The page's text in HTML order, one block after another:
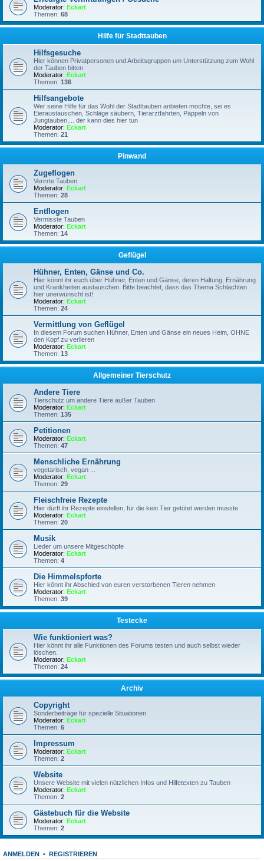
Moderator: Eckart
Themen: 68
Hilfe für Stadttauben
Hilfsgesuche
Hier können Privatpersonen und Arbeitsgruppen um Unterstützung zum Wohl
der Tauben bitten
Moderator: Eckart
Themen: 136
Hilfsangebote
Wer seine Hilfe für das Wohl der Stadttauben anbieten möchte, sei es
Eieraustauschen, Schläge säubern, Tierarztfahrten, Päppeln von
Jungtauben,... der kann dies hier tun
Moderator: Eckart
Themen: 21
Pinwand
Zugeflogen
Verirrte Tauben
Moderator: Eckart
Themen: 28
Entflogen
Vermisste Tauben
Moderator: Eckart
Themen: 14
Geflügel
Hühner, Enten, Gänse und Co.
Hier könnt ihr euch über Hühner, Enten und Gänse, deren Haltung, Ernährung
und Krankheiten austauschen. Bitte beachtet, dass das Thema Schlachten
hier unerwünscht ist!
Moderator: Eckart
Themen: 24
Vermittlung von Geflügel
In diesem Forum suchen Hühner, Enten und Gänse ein neues Heim, OHNE
den Kopf zu verlieren
Moderator: Eckart
Themen: 13
Allgemeiner Tierschutz
Andere Tiere
Tierschutz um andere Tiere außer Tauben
Moderator: Eckart
Themen: 135
Petitionen
Moderator: Eckart
Themen: 47
Menschliche Ernährung
vegetarisch, vegan ...
Moderator: Eckart
Themen: 29
Fleischfreie Rezepte
Hier dürft ihr Rezepte einstellen, für die kein Tier getötet werden musste
Moderator: Eckart
Themen: 20
Musik
Lieder um unsere Mitgeschöpfe
Moderator: Eckart
Themen: 4
Die Himmelspforte
Hier könnt ihr Abschied von euren verstorbenen Tieren nehmen
Moderator: Eckart
Themen: 39
Testecke
Wie funktioniert was?
Hier könnt ihr alle Funktionen des Forums testen und auch selbst wieder
löschen.
Moderator: Eckart
Themen: 24
Archiv
Copyright
Sonderbeiträge für spezielle Situationen
Moderator: Eckart
Themen: 6
Impressum
Moderator: Eckart
Themen: 2
Website
Unsere Website mit vielen nützlichen Infos und Hilfetexten zu Tauben
Moderator: Eckart
Themen: 2
Gästebuch für die Website
Moderator: Eckart
Themen: 2
ANMELDEN • REGISTRIEREN